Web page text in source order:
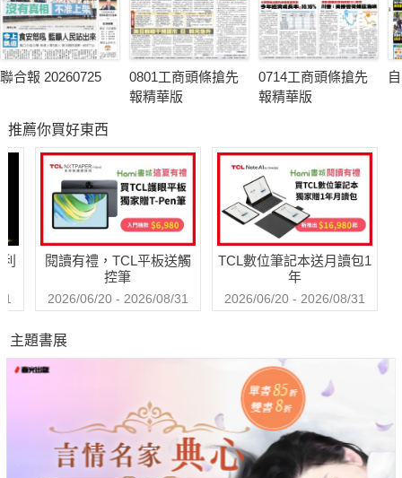
聯合報 20260725
0801工商頭條搶先
報精華版
0714工商頭條搶先
報精華版
推薦你買好東西
閱讀有禮，TCL平板送觸
控筆
2026/06/20 - 2026/08/31
TCL數位筆記本送月讀包1
年
2026/06/20 - 2026/08/31
主題書展